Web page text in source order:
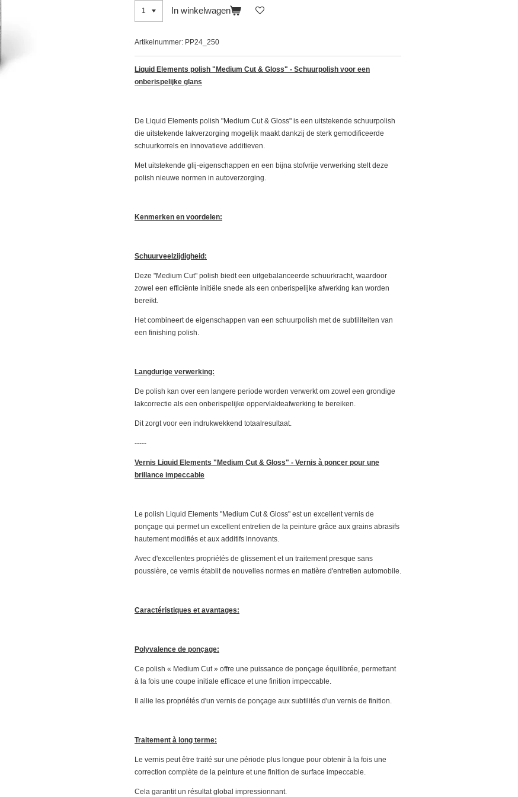
In winkelwagen
Artikelnummer: PP24_250
Liquid Elements polish "Medium Cut & Gloss" - Schuurpolish voor een
onberispelijke glans
De Liquid Elements polish "Medium Cut & Gloss" is een uitstekende schuurpolish
die uitstekende lakverzorging mogelijk maakt dankzij de sterk gemodificeerde
schuurkorrels en innovatieve additieven.
Met uitstekende glij-eigenschappen en een bijna stofvrije verwerking stelt deze
polish nieuwe normen in autoverzorging.
Kenmerken en voordelen:
Schuurveelzijdigheid:
Deze "Medium Cut" polish biedt een uitgebalanceerde schuurkracht, waardoor
zowel een efficiënte initiële snede als een onberispelijke afwerking kan worden
bereikt.
Het combineert de eigenschappen van een schuurpolish met de subtiliteiten van
een finishing polish.
Langdurige verwerking:
De polish kan over een langere periode worden verwerkt om zowel een grondige
lakcorrectie als een onberispelijke oppervlakteafwerking te bereiken.
Dit zorgt voor een indrukwekkend totaalresultaat.
-----
Vernis Liquid Elements "Medium Cut & Gloss" - Vernis à poncer pour une
brillance impeccable
Le polish Liquid Elements "Medium Cut & Gloss" est un excellent vernis de
ponçage qui permet un excellent entretien de la peinture grâce aux grains abrasifs
hautement modifiés et aux additifs innovants.
Avec d'excellentes propriétés de glissement et un traitement presque sans
poussière, ce vernis établit de nouvelles normes en matière d'entretien automobile.
Caractéristiques et avantages:
Polyvalence de ponçage:
Ce polish « Medium Cut » offre une puissance de ponçage équilibrée, permettant
à la fois une coupe initiale efficace et une finition impeccable.
Il allie les propriétés d'un vernis de ponçage aux subtilités d'un vernis de finition.
Traitement à long terme:
Le vernis peut être traité sur une période plus longue pour obtenir à la fois une
correction complète de la peinture et une finition de surface impeccable.
Cela garantit un résultat global impressionnant.